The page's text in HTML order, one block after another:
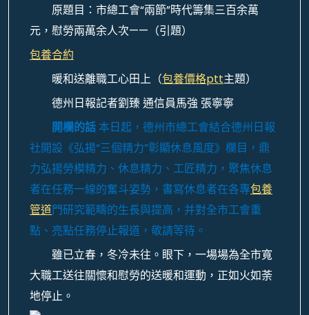
原題目：市總工會“兩節”時代籌集三百余萬
元，慰勞兩萬余人次——（引題）
包養合約
暖和送離職工心田上（包養價格ptt主題）
德州日報記者劉臻 通信員馬強 張寧寧
開欄的話 本日起，德州市總工會結合德州日報
社開設《弘揚“三個精力”彰顯休息風度》欄目，鼎
力弘揚勞模精力、休息精力、工匠精力，聚焦休息
者在任務一線的奮斗姿勢，書寫休息者在各專包養
管道門研究範疇的生長與提高，并對全市工會重
點、亮點任務停止報道，敬請等待。
雖已立春，冬冷未往。眼下，一場場為全市寬
大職工送往關懷和慰勞的送暖和運動，正如火如荼
地停止。